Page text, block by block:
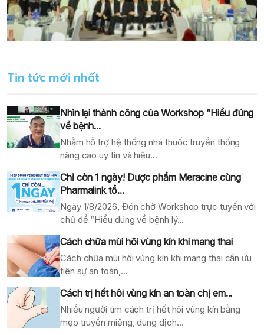
Tin tức mới nhất
Nhìn lại thành công của Workshop “Hiểu đúng
về bệnh...
Nhằm hỗ trợ hệ thống nhà thuốc truyền thống
nâng cao uy tín và hiệu...
Chỉ còn 1 ngày! Dược phẩm Meracine cùng
Pharmalink tổ...
Ngày 1/8/2026, Đón chờ Workshop trực tuyến với
chủ đề “Hiểu đúng về bệnh lý...
Cách chữa mùi hôi vùng kín khi mang thai
Cách chữa mùi hôi vùng kín khi mang thai cần ưu
tiên sự an toàn,...
Cách trị hết hôi vùng kín an toàn chị em...
Nhiều người tìm cách trị hết hôi vùng kín bằng
mẹo truyền miệng, dung dịch...